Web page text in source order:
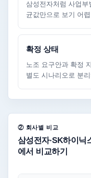
삼성전자처럼 사업
균값만으로 보기 어
확정 상태
노조 요구안과 확정
별도 시나리오로 분
② 회사별 비교
삼성전자·SK하이닉
에서 비교하기